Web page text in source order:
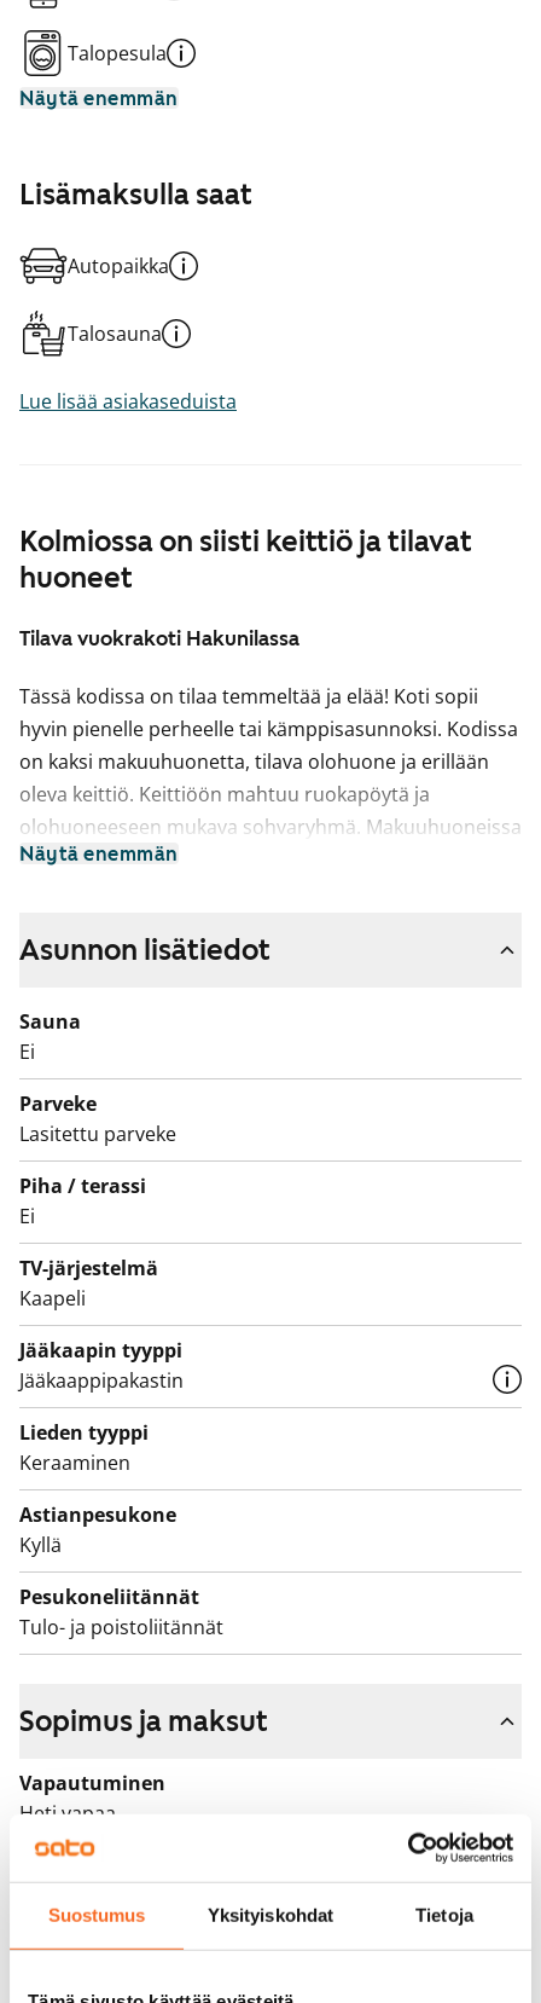
Suostumus Yksityiskohdat Tietoja
Kolmiossa on siisti keittiö ja tilavat
huoneet
Tilava vuokrakoti Hakunilassa
Tässä kodissa on tilaa temmeltää ja elää! Koti sopii
hyvin pienelle perheelle tai kämppisasunnoksi. Kodissa
on kaksi makuuhuonetta, tilava olohuone ja erillään
oleva keittiö. Keittiöön mahtuu ruokapöytä ja
olohuoneeseen mukava sohvaryhmä. Makuuhuoneissa
ja eteisessä on runsaasti valmista kaappitilaa.
asettua esimerkiksi kahvikupin kera. Kodin
vaniljanvaalea. Kylpyhuoneet on kaakeloitu.
Kylpyhuoneessa on tilavaraus pyykinpesukoneelle.
Olisiko tämä sinun uusi vuokrakotisi?
Näytä enemmän
Talopesula
Näytä enemmän
Lisämaksulla saat
Autopaikka
Talosauna
Lue lisää asiakaseduista
Asunnon lisätiedot
Sauna
Ei
Parveke
Lasitettu parveke
Piha / terassi
Ei
TV-järjestelmä
Kaapeli
Jääkaapin tyyppi
Jääkaappipakastin
Lieden tyyppi
Keraaminen
Astianpesukone
Kyllä
Pesukoneliitännät
Tulo- ja poistoliitännät
Sopimus ja maksut
Vapautuminen
Heti vapaa
Varallisuusrajat
Vuokra